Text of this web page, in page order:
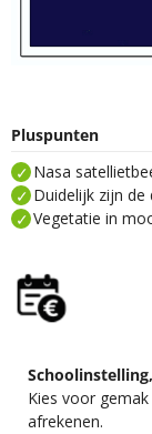
Pluspunten
Nasa
Duidelijk zijn de
Vegetatie in
Kies voor
afrekenen.